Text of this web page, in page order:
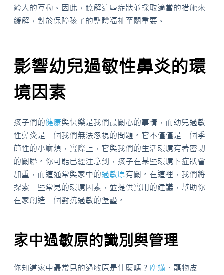
齡人的互動。因此，瞭解這些症狀並採取適當的措施來
緩解，對於保障孩子的整體福祉至關重要。
影響幼兒過敏性鼻炎的環
境因素
孩子們的健康與快樂是我們最關心的事情，而幼兒過敏
性鼻炎是一個我們無法忽視的問題。它不僅僅是一個季
節性的小麻煩，實際上，它與我們的生活環境有著密切
的關聯。你可能已經注意到，孩子在某些環境下症狀會
加重，而這通常與家中的過敏原有關。在這裡，我們將
探索一些常見的環境因素，並提供實用的建議，幫助你
在家創造一個對抗過敏的堡壘。
家中過敏原的識別與管理
你知道家中最常見的過敏原是什麼嗎？ 塵蟎 、寵物皮